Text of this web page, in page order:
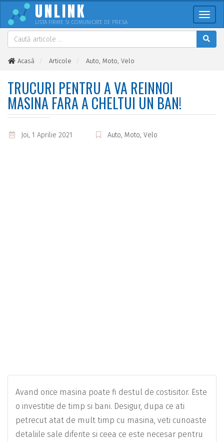
UNLINK
LISTA FIRME SI COMUNICATE DE PRESA
Acasă Articole
Auto, Moto, Velo
TRUCURI PENTRU A VA REINNOI
MASINA FARA A CHELTUI UN BAN!
Joi, 1 Aprilie 2021 Auto, Moto, Velo
Avand orice masina poate fi destul de costisitor. Este
o investitie de timp si bani. Desigur, dupa ce ati
petrecut atat de mult timp cu masina, veti cunoaste
detaliile sale diferite si ceea ce este necesar pentru